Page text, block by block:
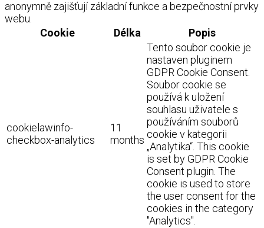
anonymně zajišťují základní funkce a bezpečnostní prvky
webu.
Cookie
Délka Popis
cookielawinfo-
checkbox-analytics
11
months
Tento soubor cookie je
nastaven pluginem
GDPR Cookie Consent.
Soubor cookie se
používá k uložení
souhlasu uživatele s
používáním souborů
cookie v kategorii
„Analytika“. This cookie
is set by GDPR Cookie
Consent plugin. The
cookie is used to store
the user consent for the
cookies in the category
"Analytics".